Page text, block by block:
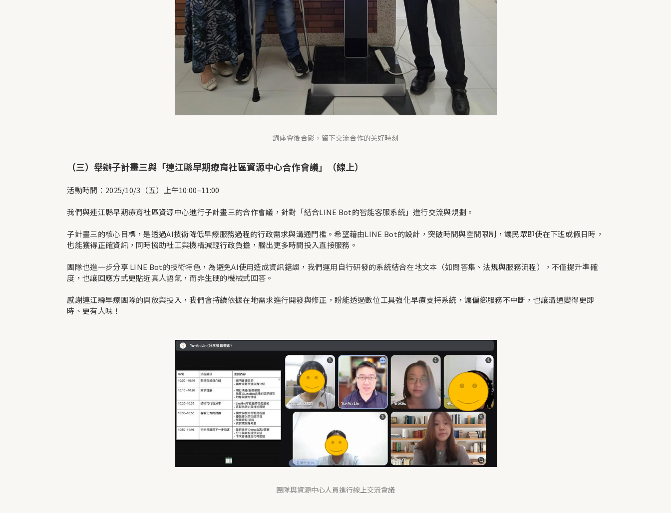
講座會後合影，留下交流合作的美好時刻
（三）舉辦子計畫三與「連江縣早期療育社區資源中心合作會議」（線上）
活動時間：2025/10/3（五）上午10:00–11:00
我們與連江縣早期療育社區資源中心進行子計畫三的合作會議，針對「結合LINE Bot的智能客服系統」進行交流與規劃。
子計畫三的核心目標，是透過AI技術降低早療服務過程的行政需求與溝通門檻。希望藉由LINE Bot的設計，突破時間與空間限制，讓民眾即使在下班或假日時，
也能獲得正確資訊，同時協助社工與機構減輕行政負擔，騰出更多時間投入直接服務。
團隊也進一步分享 LINE Bot的技術特色，為避免AI使用造成資訊錯誤，我們運用自行研發的系統結合在地文本（如問答集、法規與服務流程），不僅提升準確
度，也讓回應方式更貼近真人語氣，而非生硬的機械式回答。
感謝連江縣早療團隊的開放與投入，我們會持續依據在地需求進行開發與修正，盼能透過數位工具強化早療支持系統，讓偏鄉服務不中斷，也讓溝通變得更即
時、更有人味！
團隊與資源中心人員進行線上交流會議